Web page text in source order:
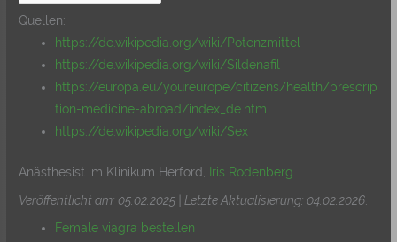
Quellen:
https://de.wikipedia.org/wiki/Potenzmittel
https://de.wikipedia.org/wiki/Sildenafil
https://europa.eu/youreurope/citizens/health/prescrip
tion-medicine-abroad/index_de.htm
https://de.wikipedia.org/wiki/Sex
Anästhesist im Klinikum Herford, Iris Rodenberg
Veröffentlicht am: 05.02.2025 | Letzte Aktualisierung: 04.02.2026
Female viagra bestellen